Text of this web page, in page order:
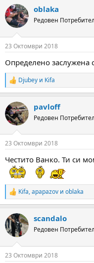
c
t
i
s
oblaka
Редовен Потребител
23 Октомври 2018
Определено заслужена
R
e
c
t
i
s
Djubey и Kifa
pavloff
Редовен Потребител
23 Октомври 2018
Честито Ванко. Ти си
R
e
c
t
i
s
Kifa,apapazov и oblaka
scandalo
Редовен Потребител
23 Октомври 2018